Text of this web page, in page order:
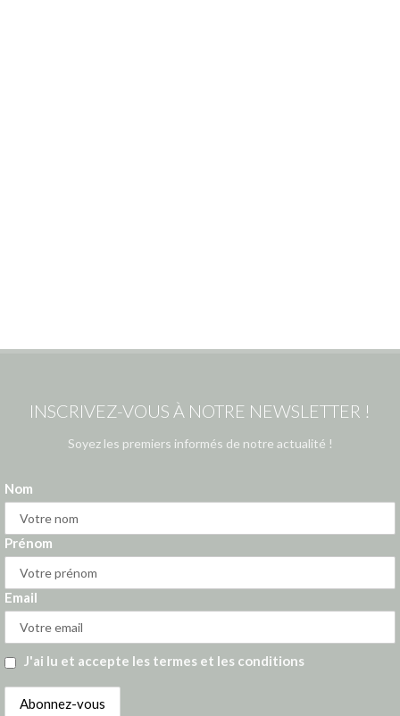
INSCRIVEZ-VOUS À NOTRE NEWSLETTER !
Soyez les premiers informés de notre actualité !
Nom
Prénom
Email
J'ai lu et accepte les termes et les conditions